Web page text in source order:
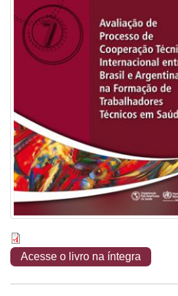
Acesse o livro na íntegra